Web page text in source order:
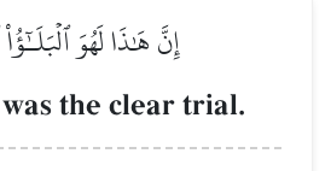
إِنَّ هَٰذَا لَهُوَ
the clear trial.